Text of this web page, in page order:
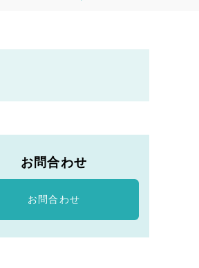
お問合わせ
お問合わせ